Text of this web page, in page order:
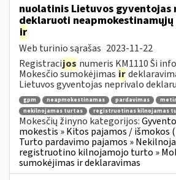
nuolatinis Lietuvos gyventojas
deklaruoti
ir
Web turinio sąrašas 2023-11-22
Registracijos numeris KM1110 Ši
Mokesčio sumokėjimas ir
Lietuvos gyventojas neprivalo
gpm neapmokestinamas pardavimas
nekilnojamas turtas
registruotinas kilnojamas
Mokesčių žinyno kategorijos:
mokestis » Kitos pajamos / išmokos
Turto pardavimo pajamos »
registruotino kilnojamojo turto »
sumokėjimas ir deklaravimas